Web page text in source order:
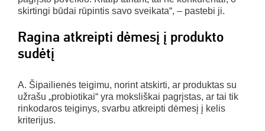
skirtingi būdai rūpintis savo sveikata“, – pastebi ji.
Ragina atkreipti dėmesį į produkto
sudėtį
A. Šipailienės teigimu, norint atskirti, ar produktas su
užrašu „probiotikai“ yra moksliškai pagrįstas, ar tai tik
rinkodaros teiginys, svarbu atkreipti dėmesį į kelis
kriterijus.